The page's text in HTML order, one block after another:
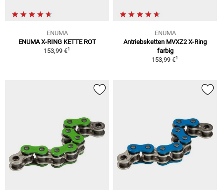
ENUMA
ENUMA X-RING KETTE ROT
153,99 €1
ENUMA
Antriebsketten MVXZ2 X-Ring
farbig
153,99 €1